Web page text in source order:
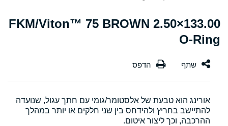
133.00×2.50 FKM/Viton™ 75 BROWN
O-Ring
אורינג הוא טבעת של אלסטומר/גומי עם חתך עגול, שנועדה
להתיישב בחריץ ולהידחס בין שני חלקים או יותר במהלך
ההרכבה, וכך ליצור איטום.